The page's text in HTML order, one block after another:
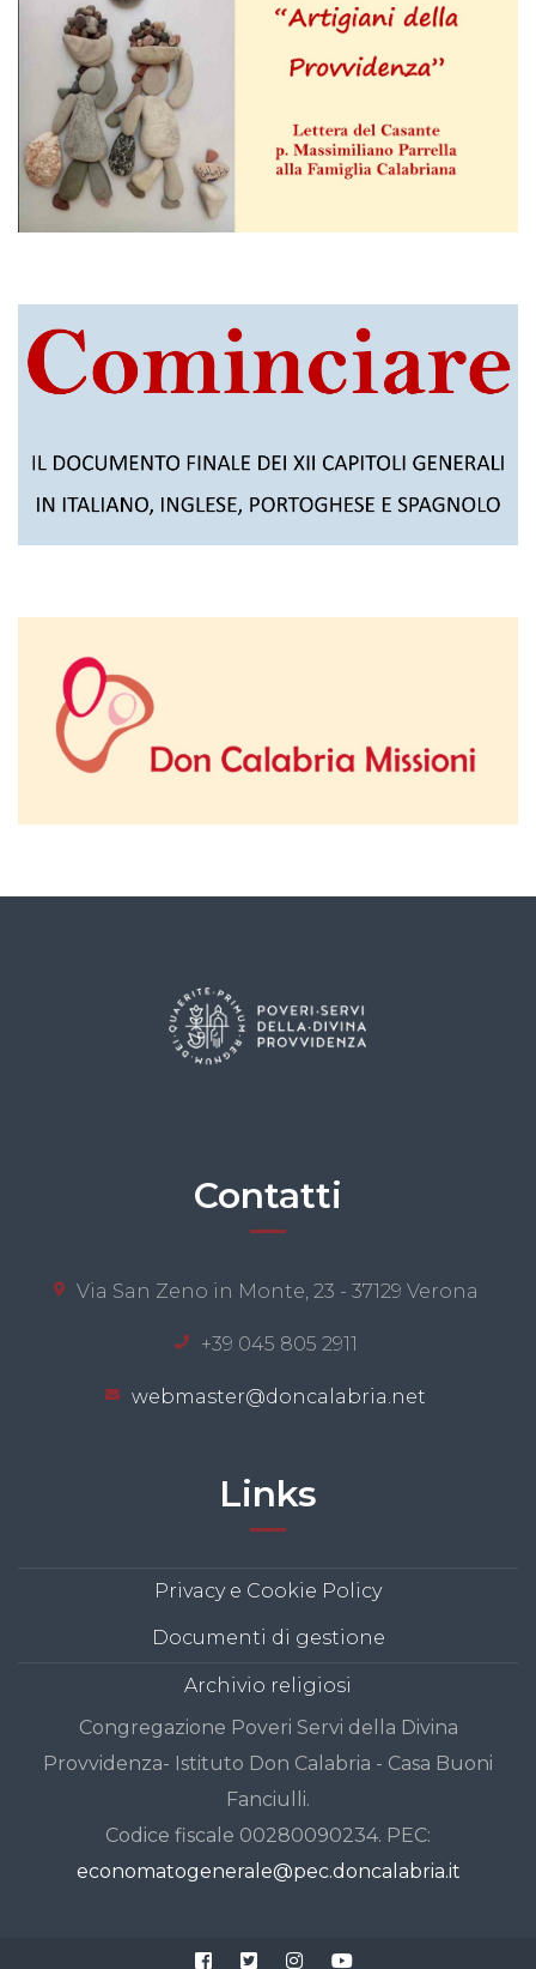
Contatti
Via San Zeno in Monte, 23 - 37129 Verona
+39 045 805 2911
webmaster@doncalabria.net
Links
Privacy e Cookie Policy
Documenti di gestione
Archivio religiosi
Congregazione Poveri Servi della Divina
Provvidenza- Istituto Don Calabria - Casa Buoni
Fanciulli.
Codice fiscale 00280090234. PEC:
economatogenerale@pec.doncalabria.it